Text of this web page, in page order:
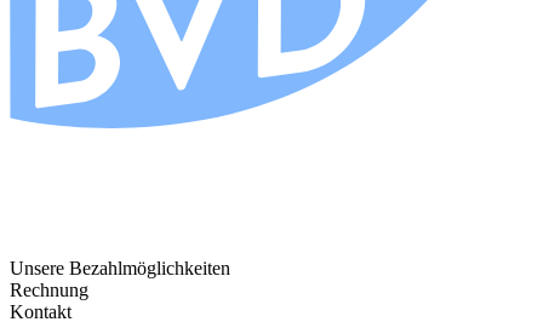
Unsere Bezahlmöglichkeiten
Rechnung
Kontakt